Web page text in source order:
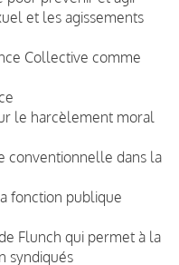
et les agissements
Collective comme
le harcèlement moral
conventionnelle dans la
fonction publique
Flunch qui permet à la
syndiqués